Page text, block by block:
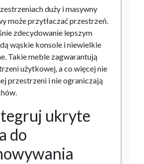
duży i masywny
może przytłaczać przestrzeń.
zdecydowanie lepszym
wąskie konsole i niewielkie
Takie meble zagwarantują
użytkowej, a co więcej nie
przestrzeni i nie ograniczają
ukryte
do